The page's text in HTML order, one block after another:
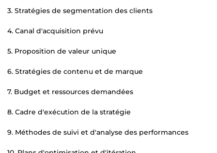
3. Stratégies de segmentation des clients
4. Canal d'acquisition prévu
5. Proposition de valeur unique
6. Stratégies de contenu et de marque
7. Budget et ressources demandées
8. Cadre d'exécution de la stratégie
9. Méthodes de suivi et d'analyse des performances